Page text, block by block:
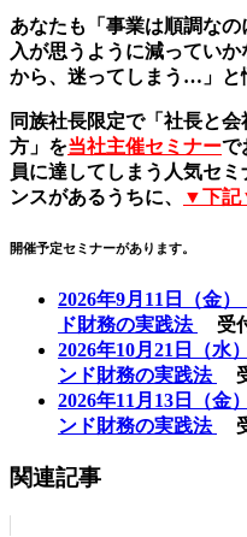
あなたも「事業は順調な
入が思うように減ってい
から、迷ってしまう…」と
同族社長限定で「社長と
方」を当社主催セミナーで
員に達してしまう人気セ
ンスがあるうちに、
▼下
開催予定セミナーがあります。
2026年9月11日（金
ド財務の実践法
受
2026年10月21日（水
ンド財務の実践法
2026年11月13日（金
ンド財務の実践法
関連記事